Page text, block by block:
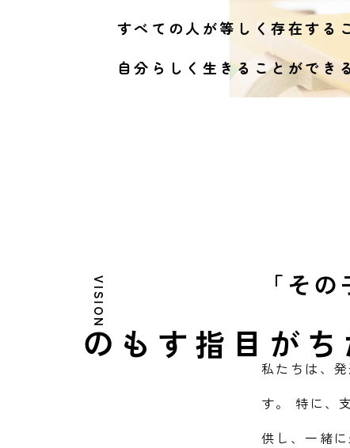
すべての人が等しく存在する
自分らしく生きることができ
VISION
わたしたちが
目指すもの
「そ
私たちは、
す。 特に、
供し、一緒